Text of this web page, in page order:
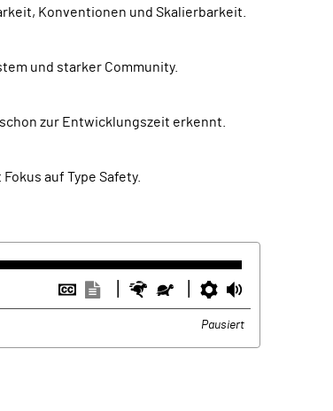
Konventionen und Skalierbarkeit.
und starker Community.
zur Entwicklungszeit erkennt.
auf Type Safety.
Untertitel
Transkription
Schneller
LangsamerEinstellungen
Pausiert